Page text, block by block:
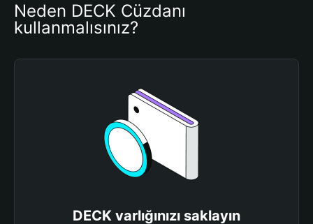
Neden DECK Cüzdanı
kullanmalısınız?
DECK varlığınızı saklayın